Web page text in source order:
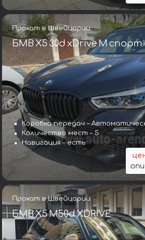
Прокат в Швейцарии
БМВ X5 30d xDrive M
Коробка передач –
Количество мест – 5
Навигация – есть
Прокат в Швейцарии
БМВ X5 M50d XDRIVE